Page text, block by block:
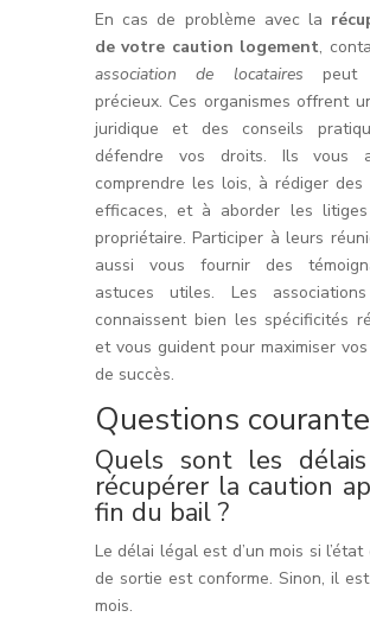
En cas de problème avec la
de votre caution logement,
association de locataires peut
précieux. Ces organismes offrent
juridique et des conseils
défendre vos droits. Ils vous
comprendre les lois, à rédiger des
efficaces, et à aborder les
propriétaire. Participer à leurs
aussi vous fournir des
astuces utiles. Les
connaissent bien les spécificités
et vous guident pour maximiser
de succès.
Questions
Quels sont les
récupérer la caution
fin du bail ?
Le délai légal est d’un mois si
de sortie est conforme. Sinon, il
mois.